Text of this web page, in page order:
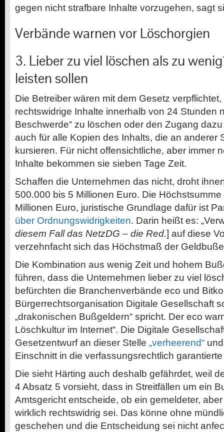
gegen nicht strafbare Inhalte vorzugehen, sagt
Verbände warnen vor Löschorgien
3. Lieber zu viel löschen als zu
leisten sollen
Die Betreiber wären mit dem Gesetz verpflichtet,
rechtswidrige Inhalte innerhalb von 24 Stunden
Beschwerde“ zu löschen oder den Zugang
auch für alle Kopien des Inhalts, die an anderer
kursieren. Für nicht offensichtliche, aber immer
Inhalte bekommen sie sieben Tage Zeit.
Schaffen die Unternehmen das nicht, droht
500.000 bis 5 Millionen Euro. Die
Millionen Euro, juristische Grundlage dafür ist
über Ordnungswidrigkeiten. Darin heißt es:
diesem Fall das NetzDG – die Red.] auf diese
verzehnfacht sich das Höchstmaß der
Die Kombination aus wenig Zeit und hohem
führen, dass die Unternehmen lieber zu viel
befürchten die Branchenverbände eco und
Bürgerrechtsorganisation Digitale Gesellschaft
„drakonischen Bußgeldern“ spricht. Der eco
Löschkultur im Internet“. Die Digitale
Gesetzentwurf an dieser Stelle „verheerend“
Einschnitt in die verfassungsrechtlich
Die sieht Härting auch deshalb gefährdet, weil
4 Absatz 5 vorsieht, dass in Streitfällen um ein
Amtsgericht entscheide, ob ein gemeldeter,
wirklich rechtswidrig sei. Das könne ohne
geschehen und die Entscheidung sei nicht